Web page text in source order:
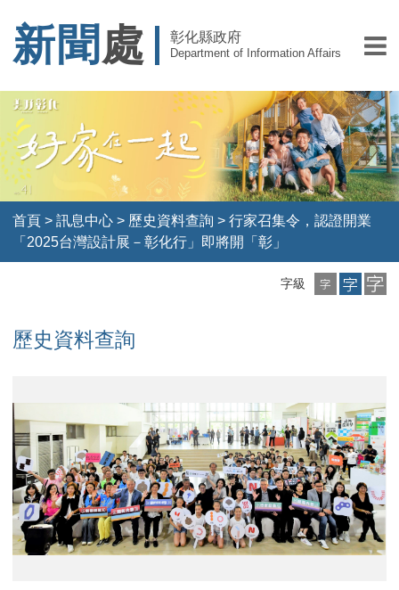
新聞 處 彰化縣政府
Department of Information Affairs
首頁 >訊息中心 > 歷史資料查詢 >行家召集令，認證開業
「2025台灣設計展－彰化行」即將開「彰」
字級
小
字
中
字
大
字
歷史資料查詢
家
召
集
令，
認
證
開
業
合
照
合
照
啟
動
儀
式
合
照
啟
動
儀
式
啟
動
儀
式
攤
位
合
照
攤
位
巡
視
攤
位
合
照
攤
位
巡
視
攤
位
合
照
攤
位
合
照
攤
位
巡
視
縣
長
致
詞
主
秘
致
詞
副
議
長
致
詞
設
計
物
品
設
計
物
品
設
計
物
品
設
計
物
品
設
計
物
品
設
計
物
品
開
場
表
演
開
場
表
演
開
場
表
演